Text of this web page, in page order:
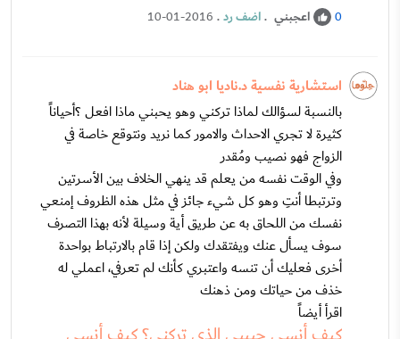
0 اعجبني .اضف رد.
10-01-2016
استشارية نفسية د.ناديا ابو هناد
بالنسبة لسؤالك لماذا تركني وهو يحبني ماذا افعل ؟أحياناً
كثيرة لا تجري الاحداث والامور كما نريد ونتوقع خاصة في
الزواج فهو نصيب ومُقدر
وفي الوقت نفسه من يعلم قد ينهي الخلاف بين الأسرتين
وترتبطا أنتِ وهو كل شيء جائز في مثل هذه الظروف إمنعي
نفسك من اللحاق به عن طريق أية وسيلة لأنه بهذا التصرف
سوف يسأل عنك ويفتقدك ولكن إذا قام بالارتباط بواحدة
أخرى فعليك أن تنسه واعتبري كأنك لم تعرفي، اعملي له
خذف من حياتك ومن ذهنك
اقرأ أيضاً